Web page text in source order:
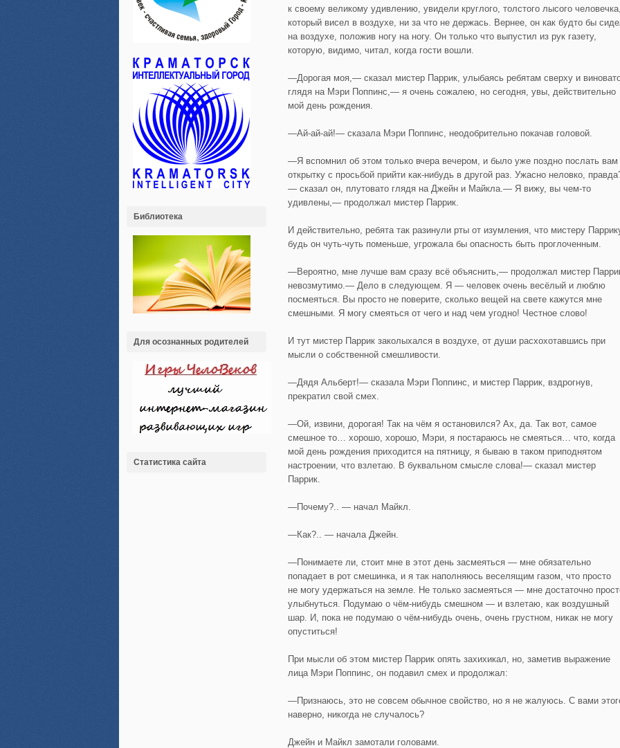
Библиотека
Для осознанных родителей
Статистика сайта
к своему великому удивлению, увидели круглого, толстого лысого
который висел в воздухе, ни за что не держась. Вернее, он как будто бы
на воздухе, положив ногу на ногу. Он только что выпустил из рук газету,
которую, видимо, читал, когда гости вошли.
—Дорогая моя,— сказал мистер Паррик, улыбаясь ребятам сверху и
глядя на Мэри Поппинс,— я очень сожалею, но сегодня, увы, действительно
мой день рождения.
—Ай-ай-ай!— сказала Мэри Поппинс, неодобрительно покачав головой.
—Я вспомнил об этом только вчера вечером, и было уже поздно послать вам
открытку с просьбой прийти как-нибудь в другой раз. Ужасно неловко,
— сказал он, плутовато глядя на Джейн и Майкла.— Я вижу, вы чем-то
удивлены,— продолжал мистер Паррик.
И действительно, ребята так разинули рты от изумления, что мистеру
будь он чуть-чуть поменьше, угрожала бы опасность быть проглоченным.
—Вероятно, мне лучше вам сразу всё объяснить,— продолжал мистер
невозмутимо.— Дело в следующем. Я — человек очень весёлый и люблю
посмеяться. Вы просто не поверите, сколько вещей на свете кажутся мне
смешными. Я могу смеяться от чего и над чем угодно! Честное слово!
И тут мистер Паррик заколыхался в воздухе, от души расхохотавшись при
мысли о собственной смешливости.
—Дядя Альберт!— сказала Мэри Поппинс, и мистер Паррик, вздрогнув,
прекратил свой смех.
—Ой, извини, дорогая! Так на чём я остановился? Ах, да. Так вот, самое
смешное то… хорошо, хорошо, Мэри, я постараюсь не смеяться… что, когда
мой день рождения приходится на пятницу, я бываю в таком приподнятом
настроении, что взлетаю. В буквальном смысле слова!— сказал мистер
Паррик.
—Почему?.. — начал Майкл.
—Как?.. — начала Джейн.
—Понимаете ли, стоит мне в этот день засмеяться — мне обязательно
попадает в рот смешинка, и я так наполняюсь веселящим газом, что просто
не могу удержаться на земле. Не только засмеяться — мне достаточно
улыбнуться. Подумаю о чём-нибудь смешном — и взлетаю, как воздушный
шар. И, пока не подумаю о чём-нибудь очень, очень грустном, никак не могу
опуститься!
При мысли об этом мистер Паррик опять захихикал, но, заметив выражение
лица Мэри Поппинс, он подавил смех и продолжал:
—Признаюсь, это не совсем обычное свойство, но я не жалуюсь. С вами
наверно, никогда не случалось?
Джейн и Майкл замотали головами.